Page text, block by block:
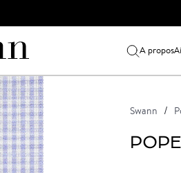
A propos
Swann